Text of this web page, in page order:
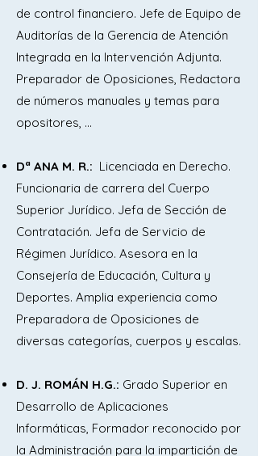
9. La Organización territorial del
Estado: las Comunidades Autónomas.
Constitución y distribución de
competencias entre el Estado y las
10. La Administración local: entidades
municipio y la isla.
11. La organización de la Unión
Europea. El Consejo Europeo, el
Consejo, el Parlamento Europeo, la
Justicia de la Unión Europea. Efectos de
la integración europea sobre la
organización del Estado español.
de control financiero. Jefe de Equipo de
Auditorías de la Gerencia de Atención
Integrada en la Intervención Adjunta.
Preparador de Oposiciones, Redactora
de números manuales y temas para
opositores, …
Dª ANA M. R.: Licenciada en Derecho.
Funcionaria de carrera del Cuerpo
Superior Jurídico. Jefa de Sección de
Contratación. Jefa de Servicio de
Régimen Jurídico. Asesora en la
Consejería de Educación, Cultura y
Deportes. Amplia experiencia como
Preparadora de Oposiciones de
diversas categorías, cuerpos y escalas.
D. J. ROMÁN H.G.: Grado Superior en
Desarrollo de Aplicaciones
Informáticas, Formador reconocido por
la Administración para la impartición de